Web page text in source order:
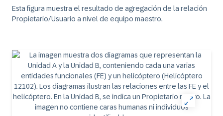
Esta figura muestra el resultado de agregación de la relación
Propietario/Usuario a nivel de equipo maestro.